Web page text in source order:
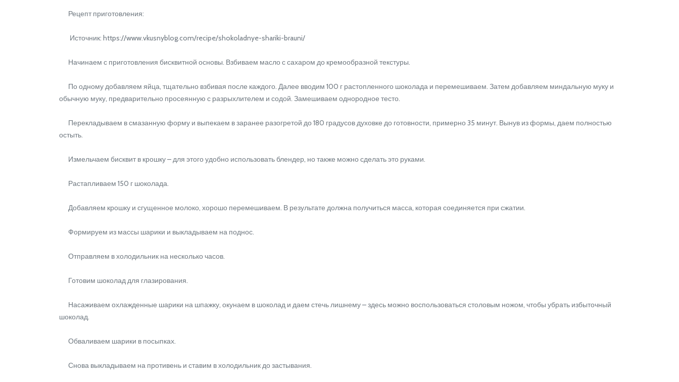
Рецепт приготовления:
Источник: https://www.vkusnyblog.com/recipe/shokoladnye-shariki-brauni/
Начинаем с приготовления бисквитной основы. Взбиваем масло с сахаром до кремообразной текстуры.
По одному добавляем яйца, тщательно взбивая после каждого. Далее вводим 100 г растопленного шоколада и перемешиваем. Затем добавляем миндальную муку и
обычную муку, предварительно просеянную с разрыхлителем и содой. Замешиваем однородное тесто.
Перекладываем в смазанную форму и выпекаем в заранее разогретой до 180 градусов духовке до готовности, примерно 35 минут. Вынув из формы, даем полностью
остыть.
Измельчаем бисквит в крошку – для этого удобно использовать блендер, но также можно сделать это руками.
Растапливаем 150 г шоколада.
Добавляем крошку и сгущенное молоко, хорошо перемешиваем. В результате должна получиться масса, которая соединяется при сжатии.
Формируем из массы шарики и выкладываем на поднос.
Отправляем в холодильник на несколько часов.
Готовим шоколад для глазирования.
Насаживаем охлажденные шарики на шпажку, окунаем в шоколад и даем стечь лишнему – здесь можно воспользоваться столовым ножом, чтобы убрать избыточный
шоколад.
Обваливаем шарики в посыпках.
Снова выкладываем на противень и ставим в холодильник до застывания.